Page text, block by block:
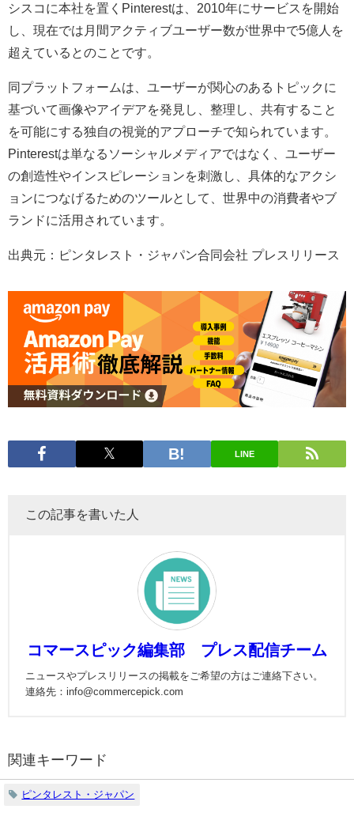
シスコに本社を置くPinterestは、2010年にサービスを開始
し、現在では月間アクティブユーザー数が世界中で5億人を
超えているとのことです。
同プラットフォームは、ユーザーが関心のあるトピックに
基づいて画像やアイデアを発見し、整理し、共有すること
を可能にする独自の視覚的アプローチで知られています。
Pinterestは単なるソーシャルメディアではなく、ユーザー
の創造性やインスピレーションを刺激し、具体的なアクシ
ョンにつなげるためのツールとして、世界中の消費者やブ
ランドに活用されています。
出典元：ピンタレスト・ジャパン合同会社 プレスリリース
LINE
この記事を書いた人
コマースピック編集部 プレス配信チーム
ニュースやプレスリリースの掲載をご希望の方はご連絡下さい。
連絡先：info@commercepick.com
関連キーワード
ピンタレスト・ジャパン